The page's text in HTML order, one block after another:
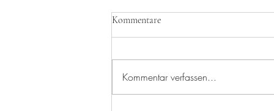
Kommentare
Kommentar verfassen...